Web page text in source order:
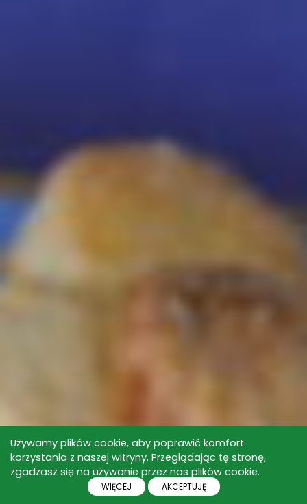
Używamy plików cookie, aby poprawić komfort
korzystania z naszej witryny. Przeglądając tę stronę,
zgadzasz się na używanie przez nas plików cookie.
WIĘCEJ AKCEPTUJĘ